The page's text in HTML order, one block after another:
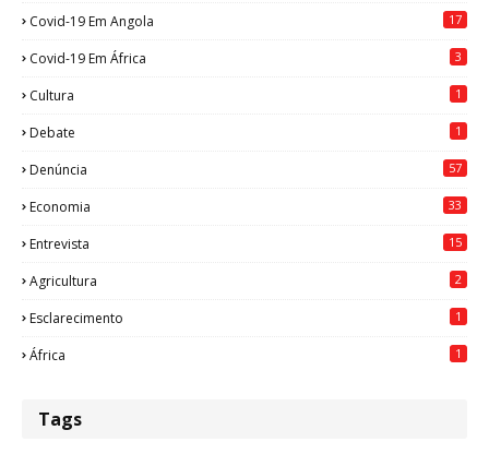
Covid-19 Em Angola 17
Covid-19 Em África 3
Cultura 1
Debate 1
Denúncia 57
Economia 33
Entrevista 15
Agricultura 2
Esclarecimento 1
África 1
Tags